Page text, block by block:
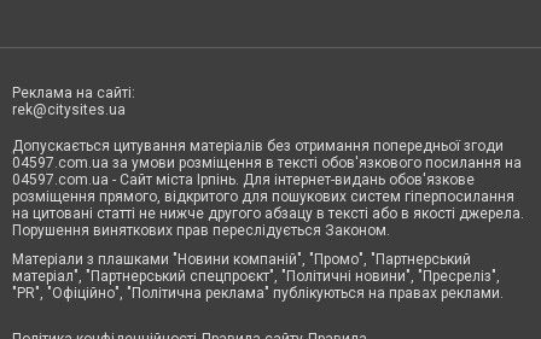
Реклама на сайті:
rek@citysites.ua
Допускається цитування матеріалів без отримання попередньої згоди
04597.com.ua за умови розміщення в тексті обов'язкового посилання на
04597.com.ua - Сайт міста Ірпінь. Для інтернет-видань обов'язкове
розміщення прямого, відкритого для пошукових систем гіперпосилання
на цитовані статті не нижче другого абзацу в тексті або в якості джерела.
Порушення виняткових прав переслідується Законом.
Матеріали з плашками "Новини компаній", "Промо", "Партнерський
матеріал", "Партнерський спецпроєкт", "Політичні новини", "Пресреліз",
"PR", "Офіційно", "Політична реклама" публікуються на правах реклами.